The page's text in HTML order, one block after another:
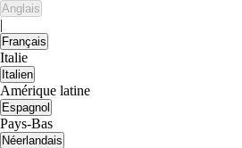
Anglais
|
Français
Italie
Italien
Amérique latine
Espagnol
Pays-Bas
Néerlandais